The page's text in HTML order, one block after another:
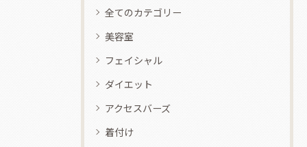
全てのカテゴリー
美容室
フェイシャル
ダイエット
アクセスバーズ
着付け